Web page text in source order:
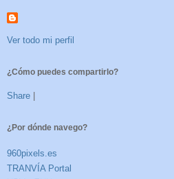
Ver todo mi perfil
¿Cómo puedes compartirlo?
Share
¿Por dónde navego?
960pixels.es
TRANVÍA Portal